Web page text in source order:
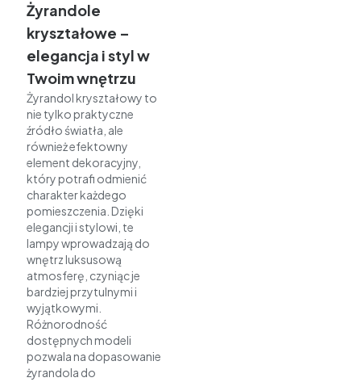
Żyrandole
kryształowe –
elegancja i styl w
Twoim wnętrzu
Żyrandol kryształowy to
nie tylko praktyczne
źródło światła, ale
również efektowny
element dekoracyjny,
który potrafi odmienić
charakter każdego
pomieszczenia. Dzięki
elegancji i stylowi, te
lampy wprowadzają do
wnętrz luksusową
atmosferę, czyniąc je
bardziej przytulnymi i
wyjątkowymi.
Różnorodność
dostępnych modeli
pozwala na dopasowanie
żyrandola do